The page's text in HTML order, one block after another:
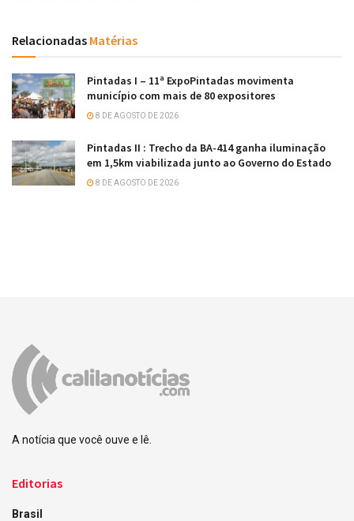
Relacionadas Matérias
Pintadas I – 11ª ExpoPintadas movimenta
município com mais de 80 expositores
8 DE AGOSTO DE 2026
Pintadas II : Trecho da BA-414 ganha iluminação
em 1,5km viabilizada junto ao Governo do Estado
8 DE AGOSTO DE 2026
A notícia que você ouve e lê.
Editorias
Brasil